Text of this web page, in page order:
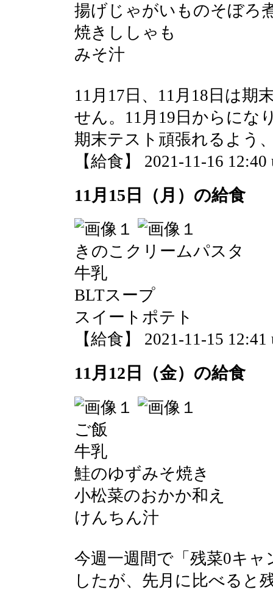
揚げじゃがいものそぼろ
焼きししゃも
みそ汁
11月17日、11月18日は期
せん。11月19日からにな
期末テスト頑張れるよう
【給食】 2021-11-16 12:40
11月15日（月）の給食
きのこクリームパスタ
牛乳
BLTスープ
スイートポテト
【給食】 2021-11-15 12:41
11月12日（金）の給食
ご飯
牛乳
鮭のゆずみそ焼き
小松菜のおかか和え
けんちん汁
今週一週間で「残菜0キ
したが、先月に比べると